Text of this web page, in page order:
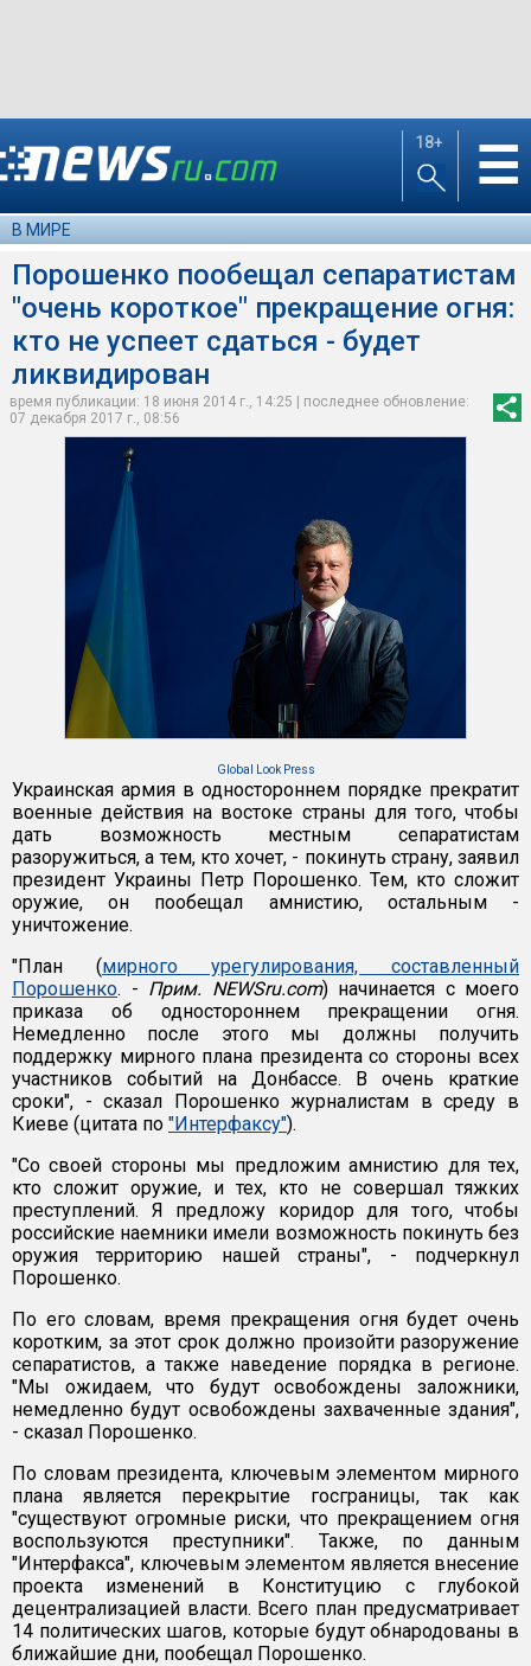
18+ ☰
В МИРЕ
Порошенко пообещал сепаратистам
"очень короткое" прекращение огня:
кто не успеет сдаться - будет
ликвидирован
время публикации: 18 июня 2014 г., 14:25 | последнее обновление:
07 декабря 2017 г., 08:56
Global Look Press
Украинская армия в одностороннем порядке прекратит
военные действия на востоке страны для того, чтобы
дать возможность местным сепаратистам
разоружиться, а тем, кто хочет, - покинуть страну, заявил
президент Украины Петр Порошенко. Тем, кто сложит
оружие, он пообещал амнистию, остальным -
уничтожение.
"План (мирного урегулирования, составленный
Порошенко. - Прим. NEWSru.com) начинается с моего
приказа об одностороннем прекращении огня.
Немедленно после этого мы должны получить
поддержку мирного плана президента со стороны всех
участников событий на Донбассе. В очень краткие
сроки", - сказал Порошенко журналистам в среду в
Киеве (цитата по "Интерфаксу").
"Со своей стороны мы предложим амнистию для тех,
кто сложит оружие, и тех, кто не совершал тяжких
преступлений. Я предложу коридор для того, чтобы
российские наемники имели возможность покинуть без
оружия территорию нашей страны", - подчеркнул
Порошенко.
По его словам, время прекращения огня будет очень
коротким, за этот срок должно произойти разоружение
сепаратистов, а также наведение порядка в регионе.
"Мы ожидаем, что будут освобождены заложники,
немедленно будут освобождены захваченные здания",
- сказал Порошенко.
По словам президента, ключевым элементом мирного
плана является перекрытие госграницы, так как
"существуют огромные риски, что прекращением огня
воспользуются преступники". Также, по данным
"Интерфакса", ключевым элементом является внесение
проекта изменений в Конституцию с глубокой
децентрализацией власти. Всего план предусматривает
14 политических шагов, которые будут обнародованы в
ближайшие дни, пообещал Порошенко.